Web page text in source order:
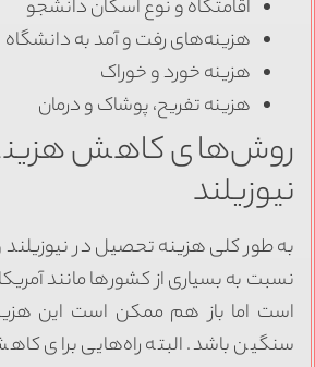
اقامتگاه و نوع اسکان دانشجو
هزینه‌های رفت و آمد به دانشگاه
هزینه خورد و خوراک
هزینه تفریح، پوشاک و درمان
کاهش هزینه
طور کلی هزینه تحصیل در نیوزیلند و
به بسیاری از کشورها مانند آمریکا،
اما باز هم ممکن است این هزینه
باشد. البته راه‌هایی برای